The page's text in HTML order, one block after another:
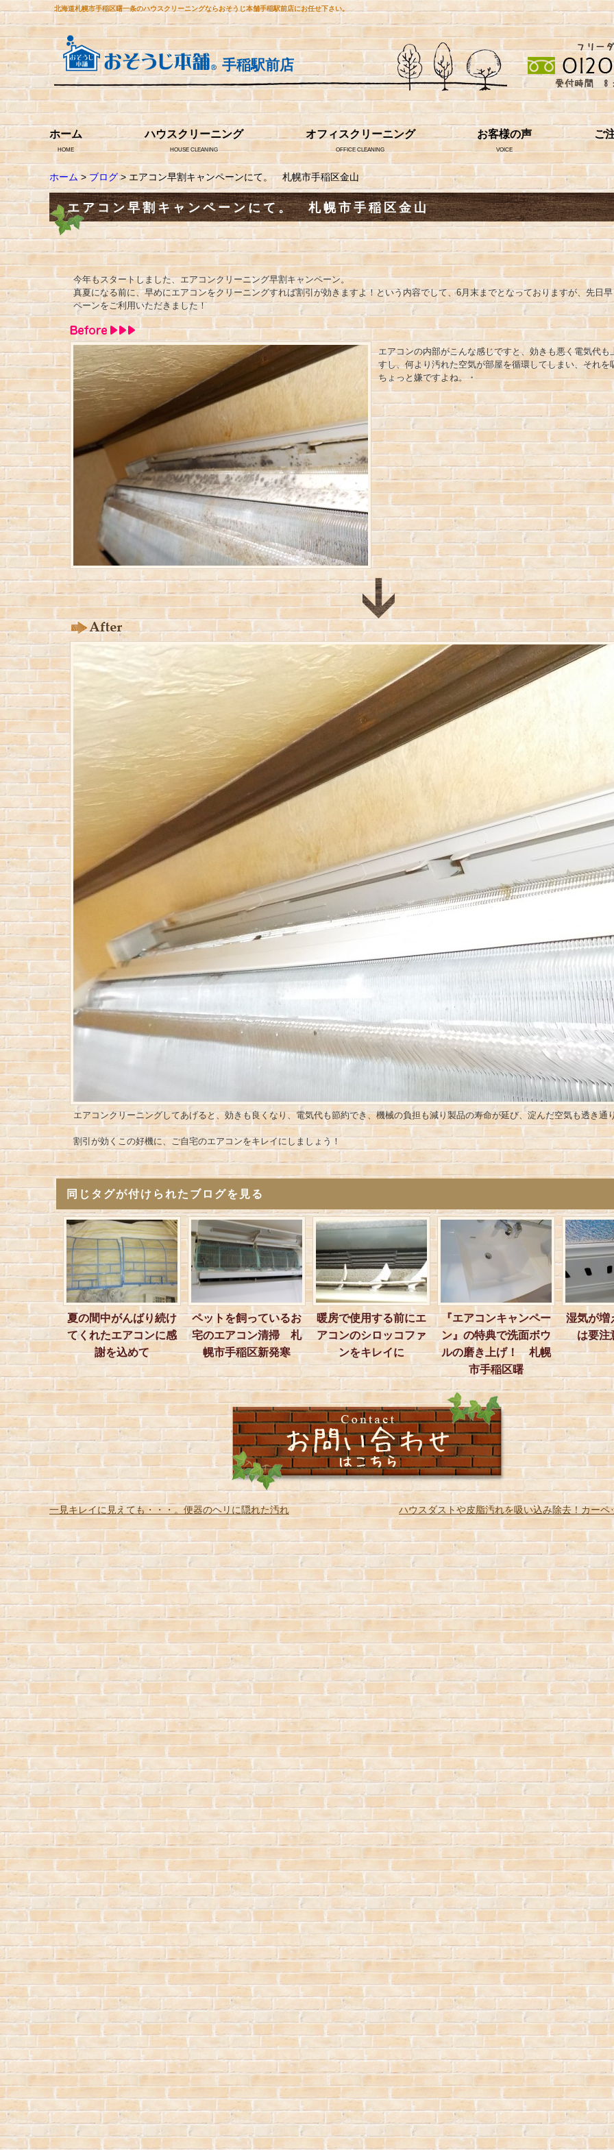
北海道札幌市手稲区曙一条のハウスクリーニングならおそうじ本舗手稲駅前店にお任せ下さい。
手稲駅前店
ホーム
HOME
ハウスクリーニング
HOUSE CLEANING
オフィスクリーニング
OFFICE CLEANING
お客様の声
VOICE
ご
ホーム>ブログ> エアコン早割キャンペーンにて。 札幌市手稲区金山
エアコン早割キャンペーンにて。 札幌市手稲区金山
今年もスタートしました、エアコンクリーニング早割キャンペーン。
真夏になる前に、早めにエアコンをクリーニングすれば割引が効きますよ！という内容でして、6月末までとなっておりますが、先日
ペーンをご利用いただきました！
エアコンの内部がこんな感じですと、効きも悪く電気代も
すし、何より汚れた空気が部屋を循環してしまい、それを
ちょっと嫌ですよね。・
エアコンクリーニングしてあげると、効きも良くなり、電気代も節約でき、機械の負担も減り製品の寿命が延び、淀んだ空気も透き通
割引が効くこの好機に、ご自宅のエアコンをキレイにしましょう！
同じタグが付けられたブログを見る
夏の間中がんばり続け
てくれたエアコンに感
謝を込めて
ペットを飼っているお
宅のエアコン清掃 札
幌市手稲区新発寒
暖房で使用する前にエ
アコンのシロッコファ
ンをキレイに
『エアコンキャンペー
ン』の特典で洗面ボウ
ルの磨き上げ！ 札幌
市手稲区曙
湿気が増
は要注
一見キレイに見えても・・・。便器のヘリに隠れた汚れ ハウスダストや皮脂汚れを吸い込み除去！カーペ